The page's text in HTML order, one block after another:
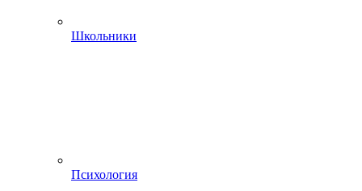
Школьники
Психология